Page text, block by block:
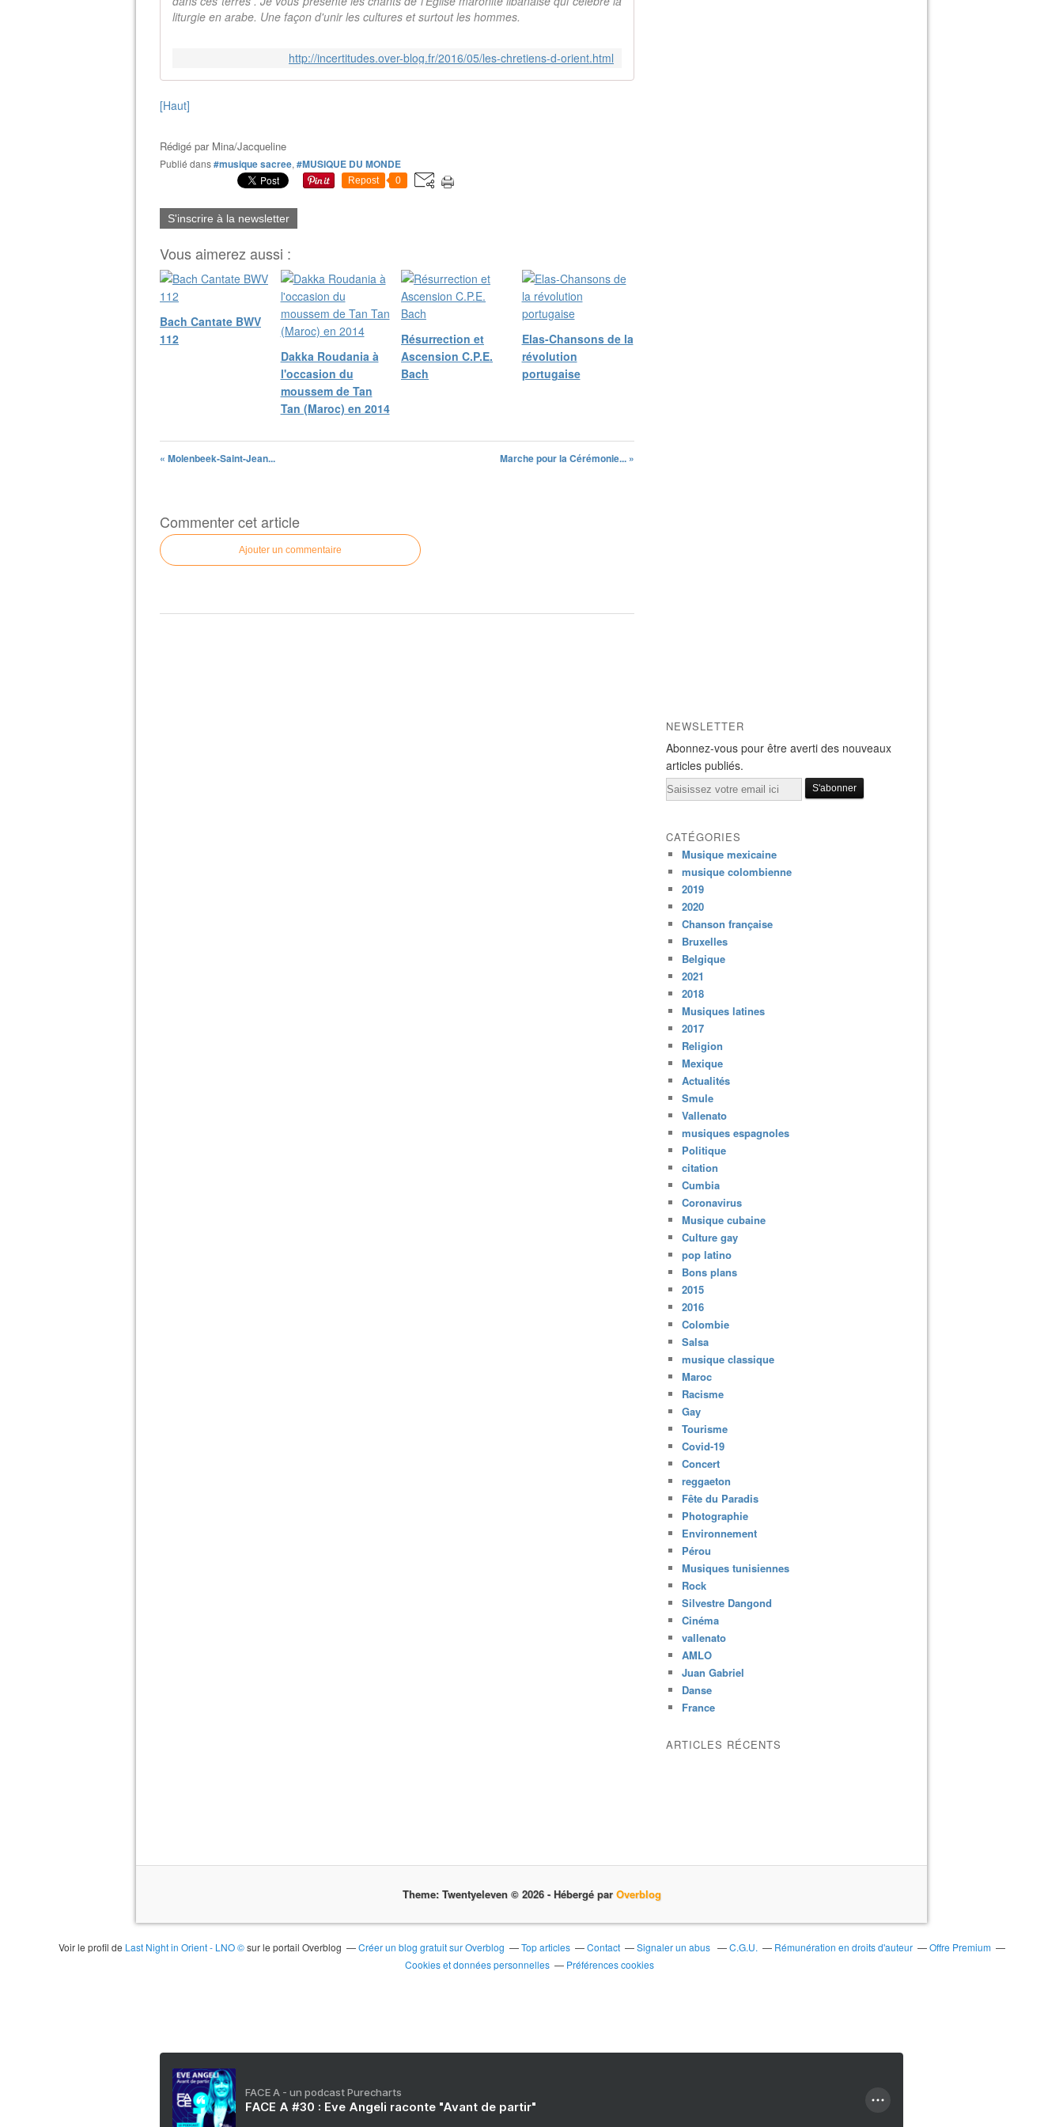
liturgie en arabe. Une façon d'unir les cultures et surtout les hommes.
http://incertitudes.over-blog.fr/2016/05/les-chretiens-d-orient.html
[Haut]
Rédigé par Mina/Jacqueline
Publié dans#musique sacree, #MUSIQUE DU MONDE
Repost 0
S'inscrire à la newsletter
Vous aimerez aussi :
Bach Cantate BWV
112
Dakka Roudania à
l'occasion du
moussem de Tan
Tan (Maroc) en 2014
Résurrection et
Ascension C.P.E.
Bach
Elas-Chansons de la
révolution
portugaise
« Molenbeek-Saint-Jean... Marche pour la Cérémonie... »
Commenter cet article
Ajouter un commentaire
NEWSLETTER
Abonnez-vous pour être averti des nouveaux
articles publiés.
Email
CATÉGORIES
Musique mexicaine
musique colombienne
2019
2020
Chanson française
Bruxelles
Belgique
2021
2018
Musiques latines
2017
Religion
Mexique
Actualités
Smule
Vallenato
musiques espagnoles
Politique
citation
Cumbia
Coronavirus
Musique cubaine
Culture gay
pop latino
Bons plans
2015
2016
Colombie
Salsa
musique classique
Maroc
Racisme
Gay
Tourisme
Covid-19
Concert
reggaeton
Fête du Paradis
Photographie
Environnement
Pérou
Musiques tunisiennes
Rock
Silvestre Dangond
Cinéma
vallenato
AMLO
Juan Gabriel
Danse
France
ARTICLES RÉCENTS
Theme: Twentyeleven © 2026 - Hébergé par Overblog
Voir le profil de Last Night in Orient - LNO ©sur le portail Overblog Créer un blog gratuit sur Overblog Top articles Contact Signaler un abus C.G.U. Rémunération en droits d'auteur
Offre Premium
Cookies et données personnelles
Préférences cookies
FACE A - un podcast Purecharts
FACE A #30 : Eve Angeli raconte "Avant de partir"